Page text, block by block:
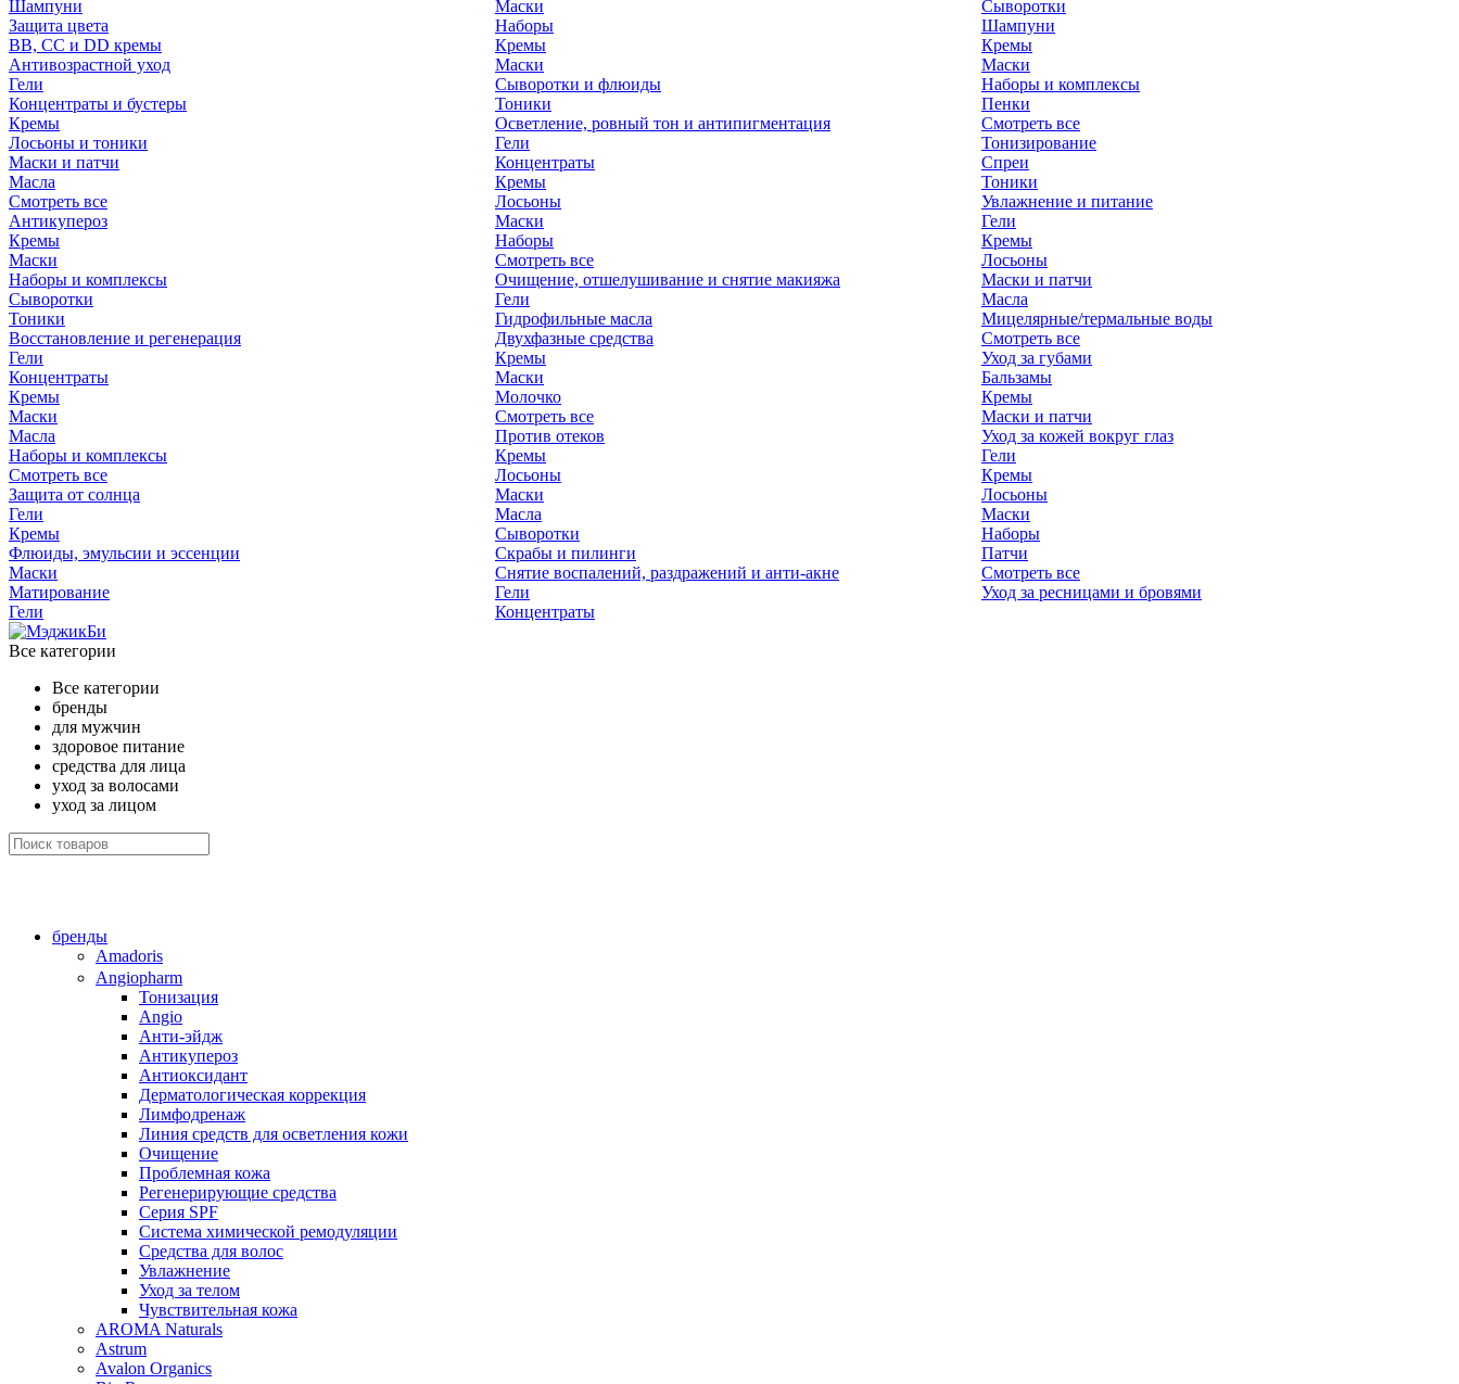
Шампуни
Защита цвета
Маски
Наборы
Сыворотки
Шампуни
BB, CC и DD кремы
Антивозрастной уход
Гели
Концентраты и бустеры
Кремы
Лосьоны и тоники
Маски и патчи
Масла
Смотреть все
Антикупероз
Кремы
Маски
Наборы и комплексы
Сыворотки
Тоники
Восстановление и регенерация
Гели
Концентраты
Кремы
Маски
Масла
Наборы и комплексы
Смотреть все
Защита от солнца
Гели
Кремы
Флюиды, эмульсии и эссенции
Маски
Матирование
Гели
Кремы
Маски
Сыворотки и флюиды
Тоники
Осветление, ровный тон и антипигментация
Гели
Концентраты
Кремы
Лосьоны
Маски
Наборы
Смотреть все
Очищение, отшелушивание и снятие макияжа
Гели
Гидрофильные масла
Двухфазные средства
Кремы
Маски
Молочко
Смотреть все
Против отеков
Кремы
Лосьоны
Маски
Масла
Сыворотки
Скрабы и пилинги
Снятие воспалений, раздражений и анти-акне
Гели
Концентраты
Кремы
Маски
Наборы и комплексы
Пенки
Смотреть все
Тонизирование
Спреи
Тоники
Увлажнение и питание
Гели
Кремы
Лосьоны
Маски и патчи
Масла
Мицелярные/термальные воды
Смотреть все
Уход за губами
Бальзамы
Кремы
Маски и патчи
Уход за кожей вокруг глаз
Гели
Кремы
Лосьоны
Маски
Наборы
Патчи
Смотреть все
Уход за ресницами и бровями
Все категории
Все категории
бренды
для мужчин
здоровое питание
средства для лица
уход за волосами
уход за лицом
бренды
Amadoris
Angiopharm
Тонизация
Angio
Анти-эйдж
Антикупероз
Антиоксидант
Дерматологическая коррекция
Лимфодренаж
Линия средств для осветления кожи
Очищение
Проблемная кожа
Регенерирующие средства
Серия SPF
Система химической ремодуляции
Средства для волос
Увлажнение
Уход за телом
Чувствительная кожа
AROMA Naturals
Astrum
Avalon Organics